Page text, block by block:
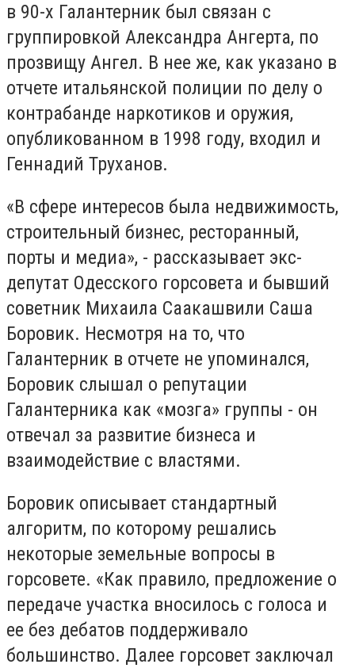
в 90-х Галантерник был связан с
группировкой Александра Ангерта, по
прозвищу Ангел. В нее же, как указано в
отчете итальянской полиции по делу о
контрабанде наркотиков и оружия,
опубликованном в 1998 году, входил и
Геннадий Труханов.
«В сфере интересов была недвижимость,
строительный бизнес, ресторанный,
порты и медиа», - рассказывает экс-
депутат Одесского горсовета и бывший
советник Михаила Саакашвили Саша
Боровик. Несмотря на то, что
Галантерник в отчете не упоминался,
Боровик слышал о репутации
Галантерника как «мозга» группы - он
отвечал за развитие бизнеса и
взаимодействие с властями.
Боровик описывает стандартный
алгоритм, по которому решались
некоторые земельные вопросы в
горсовете. «Как правило, предложение о
передаче участка вносилось с голоса и
ее без дебатов поддерживало
большинство. Далее горсовет заключал